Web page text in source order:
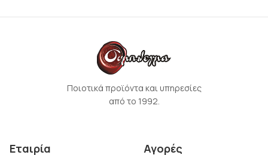
Ποιοτικά προϊόντα και υπηρεσίες
από το 1992.
Εταιρία Αγορές